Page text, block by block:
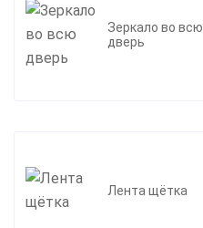
Зеркало во всю
дверь
Лента щётка